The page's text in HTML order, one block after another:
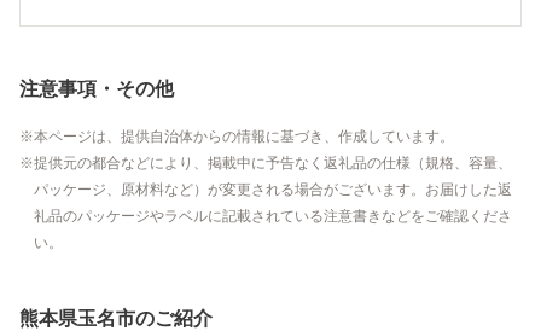
注意事項・その他
本ページは、提供自治体からの情報に基づき、作成しています。
提供元の都合などにより、掲載中に予告なく返礼品の仕様（規格、容量、
パッケージ、原材料など）が変更される場合がございます。お届けした返
礼品のパッケージやラベルに記載されている注意書きなどをご確認くださ
い。
熊本県玉名市のご紹介